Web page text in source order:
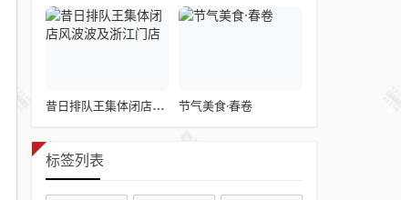
昔日排队王集体闭店风波波及浙江门店 节气美食·春卷
标签列表